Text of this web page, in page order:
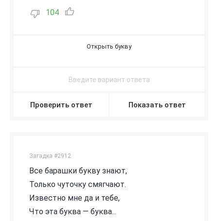
104
Проверить ответ Показать ответ
Загадка #2912
Все барашки букву знают,
Только чуточку смягчают.
Известно мне да и тебе,
Что эта буква — буква...